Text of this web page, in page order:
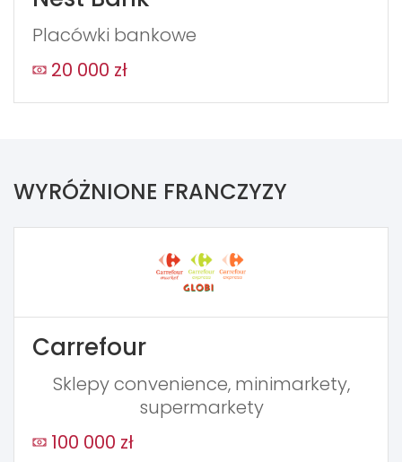
Placówki bankowe
20 000 zł
WYRÓŻNIONE FRANCZYZY
Carrefour
Sklepy convenience, minimarkety,
supermarkety
100 000 zł